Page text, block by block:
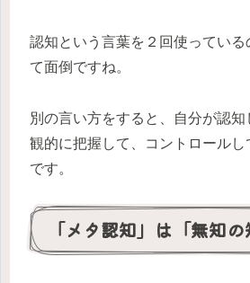
認知という言葉を２回使っている
て面倒ですね。
別の言い方をすると、自分が認
観的に把握して、コントロールし
です。
「メタ認知」は「無知